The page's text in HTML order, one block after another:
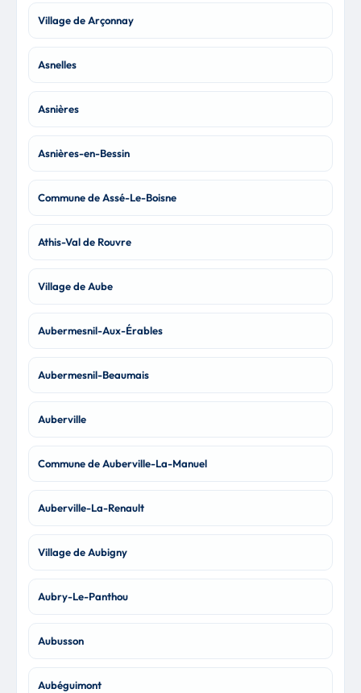
Village de Arçonnay
Asnelles
Asnières
Asnières-en-Bessin
Commune de Assé-Le-Boisne
Athis-Val de Rouvre
Village de Aube
Aubermesnil-Aux-Érables
Aubermesnil-Beaumais
Auberville
Commune de Auberville-La-Manuel
Auberville-La-Renault
Village de Aubigny
Aubry-Le-Panthou
Aubusson
Aubéguimont